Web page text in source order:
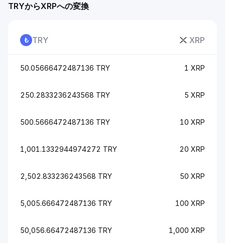
TRYからXRPへの変換
TRY XRP
50.05666472487136 TRY 1 XRP
250.2833236243568 TRY 5 XRP
500.5666472487136 TRY 10 XRP
1,001.1332944974272 TRY 20 XRP
2,502.833236243568 TRY 50 XRP
5,005.666472487136 TRY 100 XRP
50,056.66472487136 TRY 1,000 XRP